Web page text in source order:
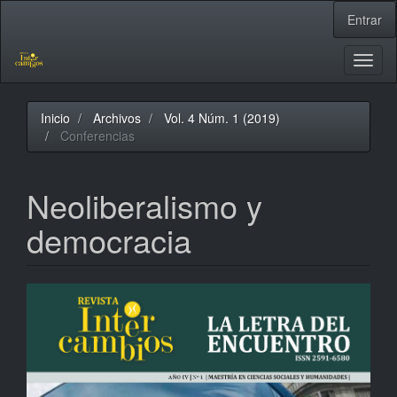
principal
Barra
lateral
Entrar
Inicio Archivos
Vol. 4 Núm. 1 (2019)
Conferencias
Neoliberalismo y
democracia
Barra
lateral
del
artículo